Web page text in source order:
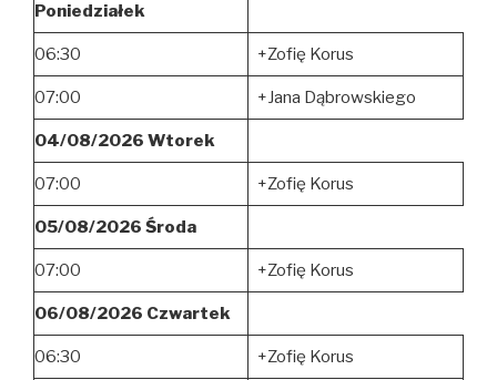
Poniedziałek
06:30 +Zofię Korus
07:00 +Jana Dąbrowskiego
04/08/2026 Wtorek
07:00 +Zofię Korus
05/08/2026 Środa
07:00 +Zofię Korus
06/08/2026 Czwartek
06:30 +Zofię Korus